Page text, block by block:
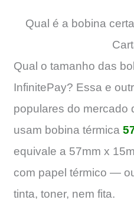
Qual é a bobina
Qual o tamanho das
InfinitePay? Essa e
populares do mercado
usam bobina térmica
equivale a 57mm x
com papel térmico —
tinta, toner, nem fita.